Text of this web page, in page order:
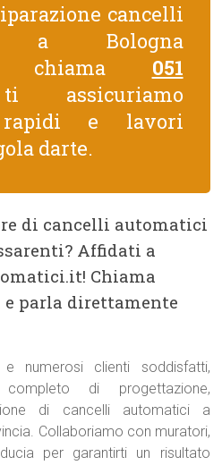
cancelli
a Bologna
chiama 051
e lavori
darte.
di cancelli automatici
Affidati a
Chiama
e parla direttamente
numerosi clienti soddisfatti,
di progettazione,
di cancelli automatici a
Collaboriamo con muratori,
per garantirti un risultato